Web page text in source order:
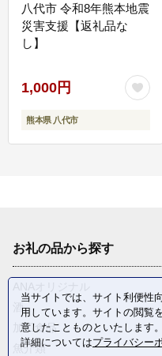
八代市 令和8年熊本地震
災害支援【返礼品な
し】
1,000円
熊本県 八代市
お礼の品から探す
酒
加工食品
魚介類
当サイトでは、サイト利便性
用しています。サイトの閲覧
意したことものといたします。
詳細についてはプライバシー